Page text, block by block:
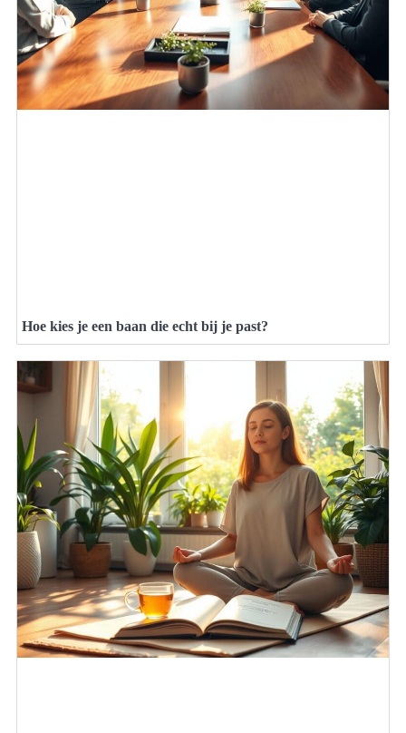
Hoe kies je een baan die echt bij je past?